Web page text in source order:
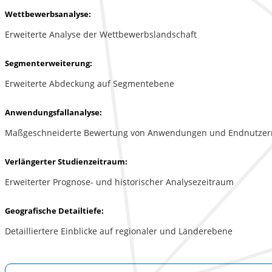
Wettbewerbsanalyse:
Erweiterte Analyse der Wettbewerbslandschaft
Segmenterweiterung:
Erweiterte Abdeckung auf Segmentebene
Anwendungsfallanalyse:
Maßgeschneiderte Bewertung von Anwendungen und
Verlängerter Studienzeitraum:
Erweiterter Prognose- und historischer Analysezeitraum
Geografische Detailtiefe:
Detailliertere Einblicke auf regionaler und Länderebene